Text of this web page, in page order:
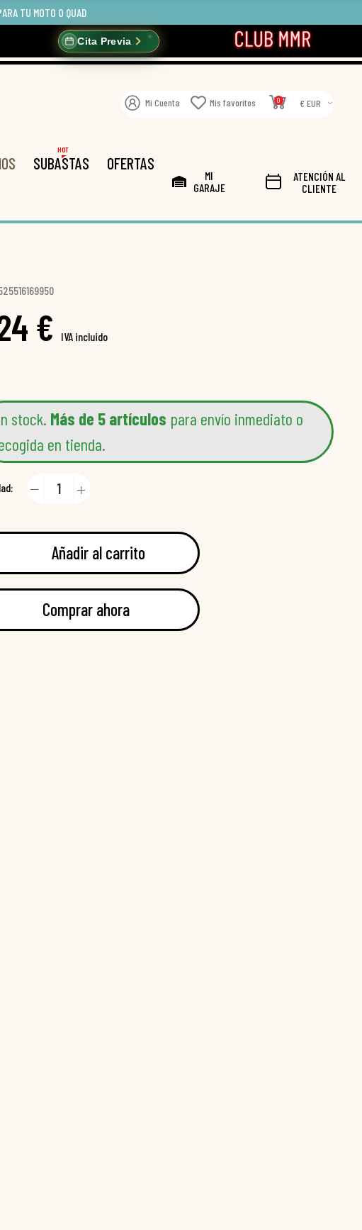
TU MOTO O QUAD
Cita Previa
Mi Cuenta Mis favoritos 0 € EUR
SUBASTAS
HOT
OFERTAS
MI
GARAJE
ATENCIÓN AL
CLIENTE
€ IVA incluido
stock. Más de 5 artículos para envío inmediato o
en tienda.
Añadir al carrito
Comprar ahora